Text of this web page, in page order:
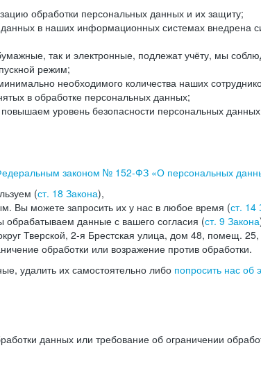
обработки персональных данных и их защиту;
в наших информационных системах внедрена
так и электронные, подлежат учёту, мы
режим;
необходимого количества наших
в обработке персональных данных;
уровень безопасности персональных
законом № 152-ФЗ «О персональных
(ст. 18 Закона),
Вы можете запросить их у нас в любое время (ст. 14
обрабатываем данные с вашего согласия (ст. 9 Закона
Тверской, 2-я Брестская улица, дом 48, помещ.
обработки или возражение против обработки.
удалить их самостоятельно либо попросить нас об
данных или требование об ограничении